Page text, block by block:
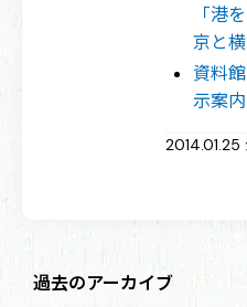
「港
京と横
資料
示案内
2014.01.25
過去のアーカイブ